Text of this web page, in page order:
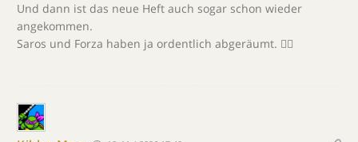
Und dann ist das neue Heft auch sogar schon wieder
angekommen.
Saros und Forza haben ja ordentlich abgeräumt. 👍🏻